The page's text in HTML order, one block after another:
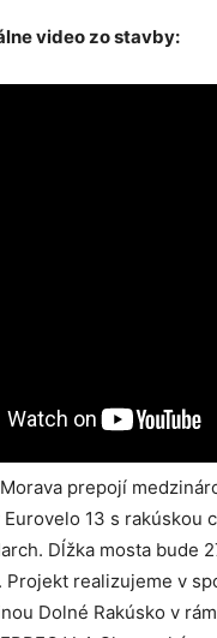
video zo stavby:
prepojí
13 s rakúskou
Dĺžka mosta bude
Projekt realizujeme v
Dolné Rakúsko v